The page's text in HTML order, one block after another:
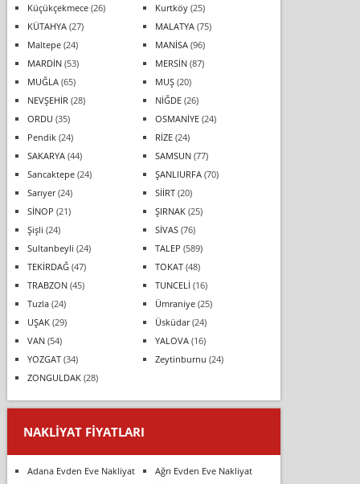
Küçükçekmece(26) Kurtköy(25)
KÜTAHYA(27) MALATYA(75)
Maltepe(24) MANİSA(96)
MARDİN(53) MERSİN(87)
MUĞLA(65) MUŞ(20)
NEVŞEHİR (28) NİĞDE(26)
ORDU (35) OSMANİYE(24)
Pendik(24) RİZE(24)
SAKARYA(44) SAMSUN(77)
Sancaktepe(24) ŞANLIURFA(70)
Sarıyer(24) SİİRT(20)
SİNOP (21) ŞIRNAK(25)
Şişli (24) SİVAS(76)
Sultanbeyli (24) TALEP (589)
TEKİRDAĞ(47) TOKAT(48)
TRABZON(45) TUNCELİ (16)
Tuzla(24) Ümraniye(25)
UŞAK(29) Üsküdar(24)
VAN(54) YALOVA(16)
YOZGAT(34) Zeytinburnu (24)
ZONGULDAK(28)
NAKLIYAT FIYATLARI
Adana Evden Eve Nakliyat
Ağrı Evden Eve Nakliyat